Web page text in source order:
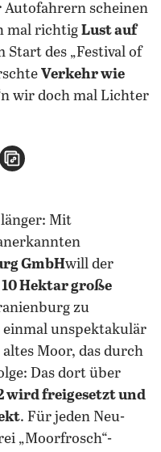
Autofahrern scheinen
mal richtigLust auf
Start des „Festival of
Verkehr wie
wir doch mal Lichter
teilen
per E-Mail teilen
Mit
GmbHwill der
10 Hektar große
zu
unspektakulär
Moor, das durch
Das dort über
wird freigesetzt und
. Für jeden Neu-
„Moorfrosch“-